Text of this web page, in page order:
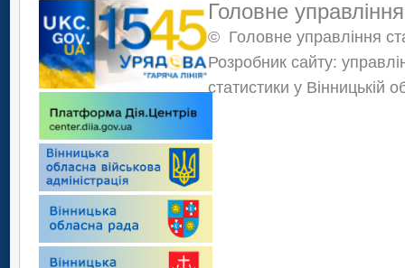
Головне
© Головне управління
Розробник сайту:
статистики у Вінницькій